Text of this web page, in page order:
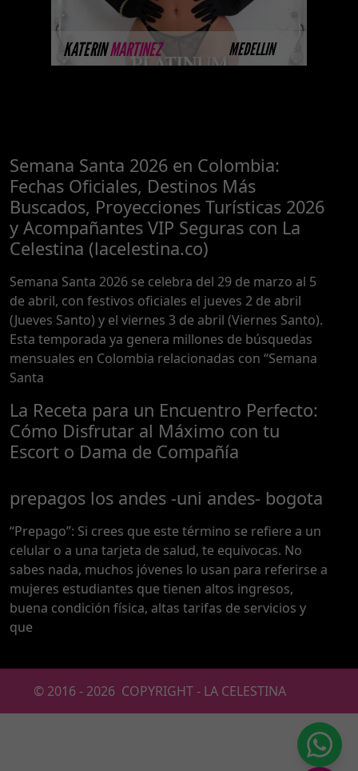
KATERINMARTINEZ MEDELLIN
MÁS INFORMACIÓN
Semana Santa 2026 en Colombia:
Fechas Oficiales, Destinos Más
Buscados, Proyecciones Turísticas 2026
y Acompañantes VIP Seguras con La
Celestina (lacelestina.co)
Semana Santa 2026 se celebra del 29 de marzo al 5
de abril, con festivos oficiales el jueves 2 de abril
(Jueves Santo) y el viernes 3 de abril (Viernes Santo).
Esta temporada ya genera millones de búsquedas
mensuales en Colombia relacionadas con “Semana
Santa
La Receta para un Encuentro Perfecto:
Cómo Disfrutar al Máximo con tu
Escort o Dama de Compañía
prepagos los andes -uni andes- bogota
“Prepago”: Si crees que este término se refiere a un
celular o a una tarjeta de salud, te equivocas. No
sabes nada, muchos jóvenes lo usan para referirse a
mujeres estudiantes que tienen altos ingresos,
buena condición física, altas tarifas de servicios y
que
© 2016 - 2026 COPYRIGHT - LA CELESTINA